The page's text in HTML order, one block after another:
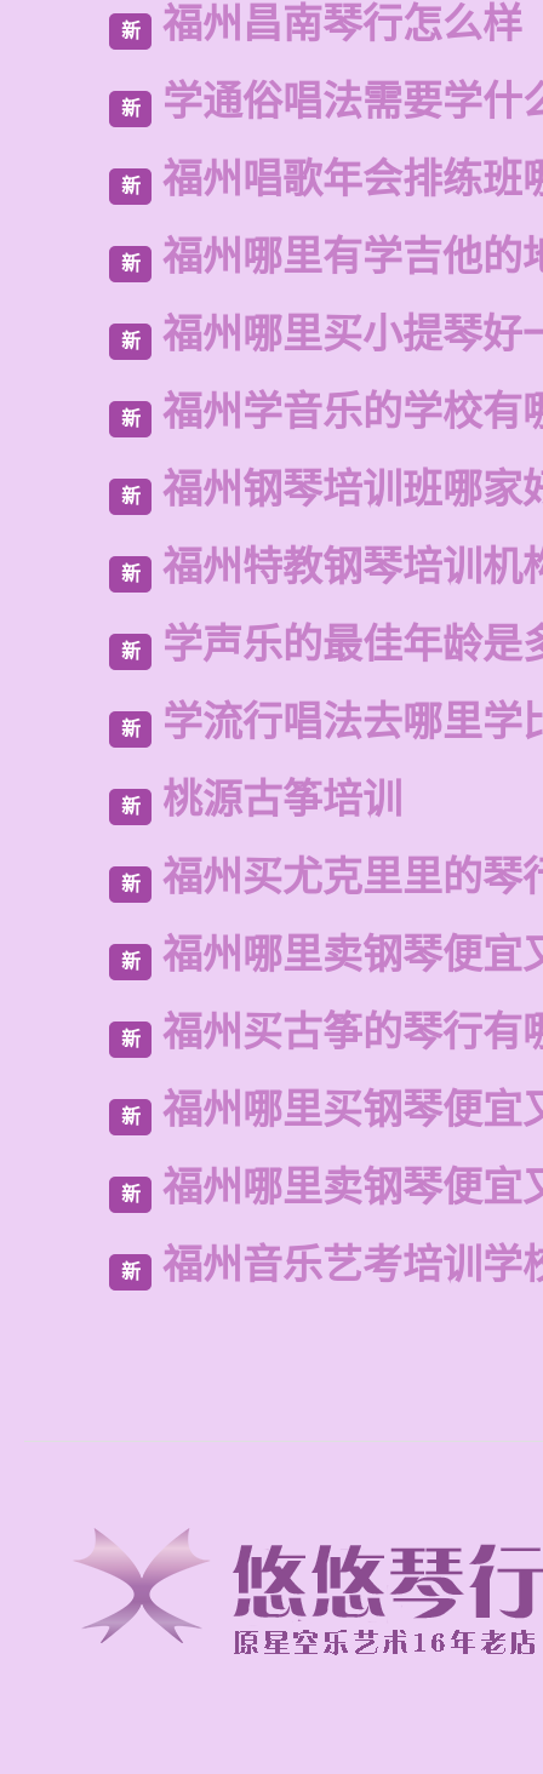
新 福州昌南琴行怎么样
新 学通俗唱法需要学什
新 福州唱歌年会排练班
新 福州哪里有学吉他的
新 福州哪里买小提琴好
新 福州学音乐的学校有
新 福州钢琴培训班哪家
新 福州特教钢琴培训机
新 学声乐的最佳年龄是
新 学流行唱法去哪里学
新 桃源古筝培训
新 福州买尤克里里的琴
新 福州哪里卖钢琴便宜
新 福州买古筝的琴行有
新 福州哪里买钢琴便宜
新 福州哪里卖钢琴便宜
新 福州音乐艺考培训学